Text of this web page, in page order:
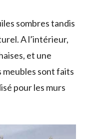
sombres tandis
A l’intérieur,
et une
sont faits
pour les murs